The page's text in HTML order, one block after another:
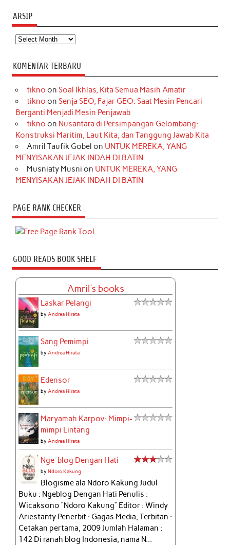
ARSIP
Arsip
KOMENTAR TERBARU
tikno on Soal Ikhlas, Kita Semua Masih Amatir
tikno on Senja SEO, Fajar GEO: Saat Mesin Pencari
Berganti Menjadi Mesin Penjawab
tikno on Nusantara di Persimpangan Gelombang:
Konstruksi Maritim, Laut Kita, dan Tanggung Jawab Kita
Amril Taufik Gobel on UNTUK MEREKA, YANG
MENYISAKAN JEJAK INDAH DI BATIN
Musniaty Musni on UNTUK MEREKA, YANG
MENYISAKAN JEJAK INDAH DI BATIN
PAGE RANK CHECKER
GOOD READS BOOK SHELF
Amril's books
Laskar Pelangi
byAndrea Hirata
Sang Pemimpi
byAndrea Hirata
Edensor
byAndrea Hirata
Maryamah Karpov: Mimpi-
mimpi Lintang
byAndrea Hirata
Nge-blog Dengan Hati
byNdoro Kakung
Blogisme ala Ndoro Kakung Judul
Buku : Ngeblog Dengan Hati Penulis :
Wicaksono “Ndoro Kakung” Editor : Windy
Ariestanty Penerbit : Gagas Media, Terbitan :
Cetakan pertama, 2009 Jumlah Halaman :
142 Di ranah blog Indonesia, nama N...